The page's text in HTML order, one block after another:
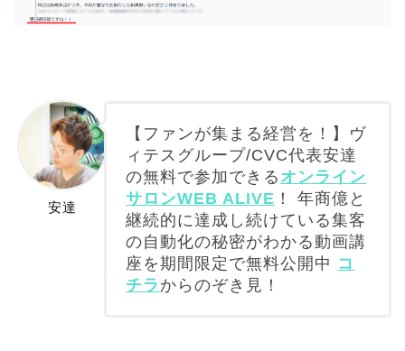
安達
【ファンが集まる経営を！】ヴ
ィテスグループ/CVC代表安達
の無料で参加できる オンライン
サロンWEB ALIVE ！ 年商億と
継続的に達成し続けている集客
の自動化の秘密がわかる動画講
座を期間限定で無料公開中 コ
チラ からのぞき見！